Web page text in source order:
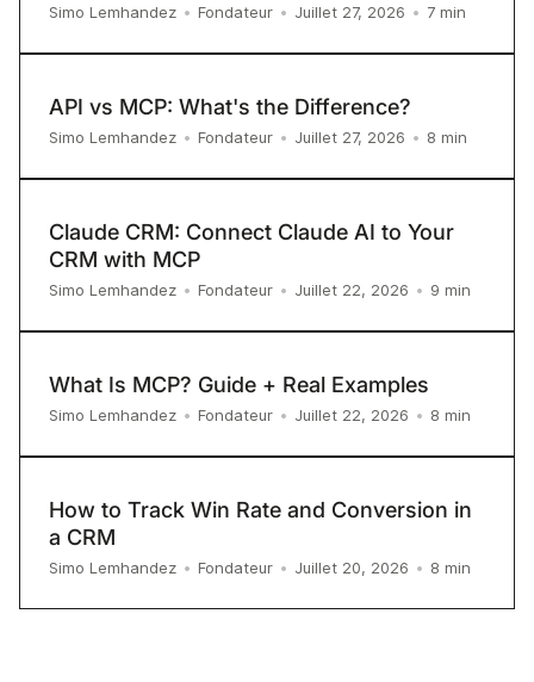
Simo Lemhandez • Fondateur • Juillet 27, 2026 • 7 min
API vs MCP: What's the Difference?
Simo Lemhandez • Fondateur • Juillet 27, 2026 • 8 min
Claude CRM: Connect Claude AI to Your
CRM with MCP
Simo Lemhandez • Fondateur • Juillet 22, 2026 • 9 min
What Is MCP? Guide + Real Examples
Simo Lemhandez • Fondateur • Juillet 22, 2026 • 8 min
How to Track Win Rate and Conversion in
a CRM
Simo Lemhandez • Fondateur • Juillet 20, 2026 • 8 min